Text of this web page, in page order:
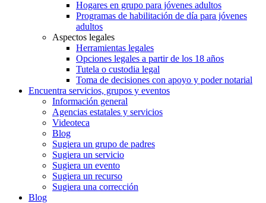
Hogares en grupo para jóvenes adultos
Programas de habilitación de día para jóvenes
adultos
Aspectos legales
Herramientas legales
Opciones legales a partir de los 18 años
Tutela o custodia legal
Toma de decisiones con apoyo y poder notarial
Encuentra servicios, grupos y eventos
Información general
Agencias estatales y servicios
Videoteca
Blog
Sugiera un grupo de padres
Sugiera un servicio
Sugiera un evento
Sugiera un recurso
Sugiera una corrección
Blog